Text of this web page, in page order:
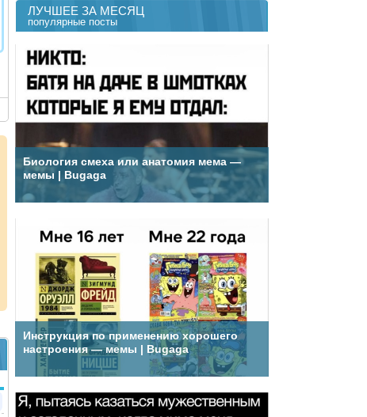
ЛУЧШЕЕ ЗА МЕСЯЦ
популярные посты
Биология смеха или анатомия мема —
мемы | Bugaga
Инструкция по применению хорошего
настроения — мемы | Bugaga